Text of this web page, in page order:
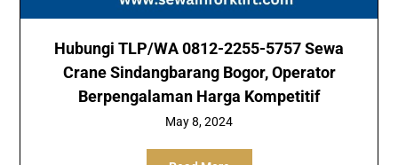
Hubungi TLP/WA 0812-2255-5757 Sewa
Crane Sindangbarang Bogor, Operator
Berpengalaman Harga Kompetitif
May 8, 2024